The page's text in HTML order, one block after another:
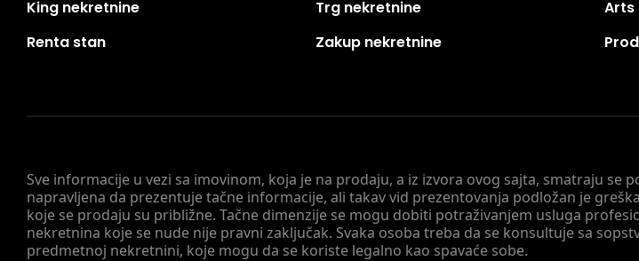
Sve informacije u vezi sa imovinom, koja je na prodaju, a iz izvora ovog sajta, smatraju
napravljena da prezentuje tačne informacije, ali takav vid prezentovanja podložan je
koje se prodaju su približne. Tačne dimenzije se mogu dobiti potraživanjem usluga
nekretnina koje se nude nije pravni zaključak. Svaka osoba treba da se konsultuje sa
predmetnoj nekretnini, koje mogu da se koriste legalno kao spavaće sobe.
King nekretnine
Trg nekretnine Arts
Renta stan
Zakup nekretnine